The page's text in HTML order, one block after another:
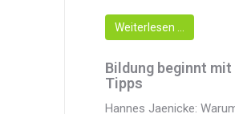
Weiterlesen …
Bildung beginnt
Tipps
Hannes Jaenicke: